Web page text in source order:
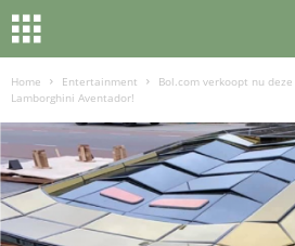
Home Entertainment
Bol.com verkoopt nu
Lamborghini Aventador!